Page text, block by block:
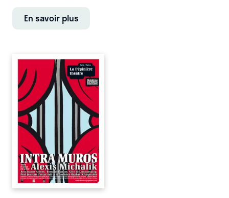
En savoir plus